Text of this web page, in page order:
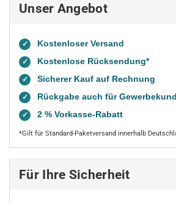
Unser Angebot
✓ Kostenloser Versand
✓ Kostenlose Rücksendung*
✓ Sicherer Kauf auf Rechnung
✓ Rückgabe auch für
✓ 2 % Vorkasse-Rabatt
*Gilt für Standard-Paketversand innerhalb
Für Ihre Sicherheit